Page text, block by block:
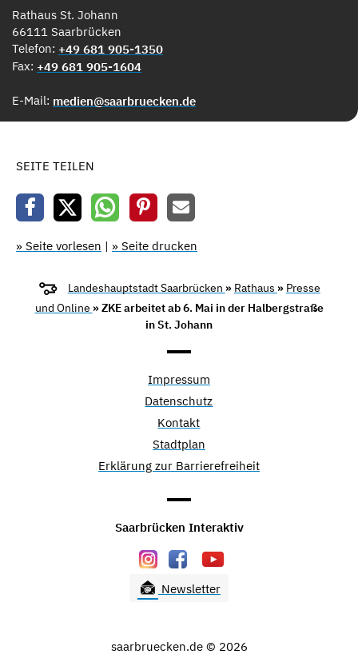
Rathaus St. Johann
66111 Saarbrücken
Telefon: +49 681 905-1350
Fax: +49 681 905-1604
E-Mail: medien@saarbruecken.de
SEITE TEILEN
» Seite vorlesen | » Seite drucken
Landeshauptstadt Saarbrücken » Rathaus » Presse
und Online » ZKE arbeitet ab 6. Mai in der Halbergstraße
in St. Johann
Impressum
Datenschutz
Kontakt
Stadtplan
Erklärung zur Barrierefreiheit
Saarbrücken Interaktiv
Newsletter
saarbruecken.de © 2026